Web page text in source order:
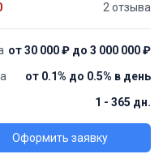
2 отзыва
от 30 000 ₽ до 3 000 000 ₽
от 0.1% до 0.5% в день
1 - 365 дн.
Оформить заявку